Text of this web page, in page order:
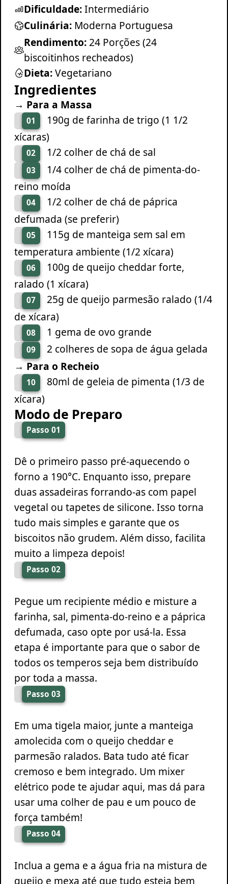
Dificuldade:Intermediário
Culinária: Moderna Portuguesa
Rendimento: 24 Porções (24
biscoitinhos recheados)
Dieta:Vegetariano
Ingredientes
→ Para a Massa
01
190g de farinha de trigo (1 1/2
xícaras)
02 1/2 colher de chá de sal
03
1/4 colher de chá de pimenta-do-
reino moída
04
1/2 colher de chá de páprica
defumada (se preferir)
05
115g de manteiga sem sal em
temperatura ambiente (1/2 xícara)
06
100g de queijo cheddar forte,
ralado (1 xícara)
07
25g de queijo parmesão ralado (1/4
de xícara)
08 1 gema de ovo grande
09
2 colheres de sopa de água gelada
→ Para o Recheio
10
80ml de geleia de pimenta (1/3 de
xícara)
Modo de Preparo
Passo 01
Dê o primeiro passo pré-aquecendo o
forno a 190°C. Enquanto isso, prepare
duas assadeiras forrando-as com papel
vegetal ou tapetes de silicone. Isso torna
tudo mais simples e garante que os
biscoitos não grudem. Além disso, facilita
muito a limpeza depois!
Passo 02
Pegue um recipiente médio e misture a
farinha, sal, pimenta-do-reino e a páprica
defumada, caso opte por usá-la. Essa
etapa é importante para que o sabor de
todos os temperos seja bem distribuído
por toda a massa.
Passo 03
Em uma tigela maior, junte a manteiga
amolecida com o queijo cheddar e
parmesão ralados. Bata tudo até ficar
cremoso e bem integrado. Um mixer
elétrico pode te ajudar aqui, mas dá para
usar uma colher de pau e um pouco de
força também!
Passo 04
Inclua a gema e a água fria na mistura de
queijo e mexa até que tudo esteja bem